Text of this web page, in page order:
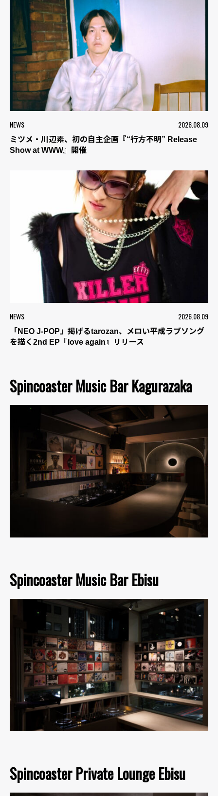
NEWS 2026.08.09
ミツメ・川辺素、初の自主企画『“行方不明” Release
Show at WWW』開催
NEWS 2026.08.09
「NEO J-POP」掲げるtarozan、メロい平成ラブソング
を描く2nd EP『love again』リリース
Spincoaster Music Bar Kagurazaka
Spincoaster Music Bar Ebisu
Spincoaster Private Lounge Ebisu